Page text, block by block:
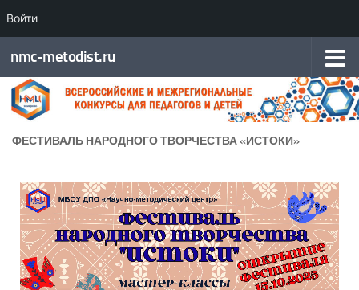
ВойтиПерейти к содержимому
nmc-metodist.ru
ФЕСТИВАЛЬ НАРОДНОГО ТВОРЧЕСТВА «ИСТОКИ»